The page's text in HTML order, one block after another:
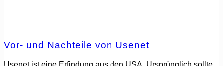
Vor- und Nachteile von Usenet